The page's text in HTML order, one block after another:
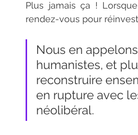
Plus jamais ça !
rendez-vous pour
Nous en
humanistes, et
reconstruire
en rupture avec
néolibéral.